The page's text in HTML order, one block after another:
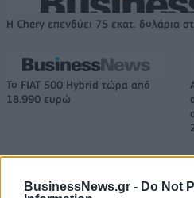
BusinessNews.gr - Do Not
Η Chery επενδύει 75 εκατ. δολάρια
Το FIAT 500 Hybrid τώρα από
18.990 ευρώ
18η συνεχόμενη χρονιά για τον ΟΤΕ